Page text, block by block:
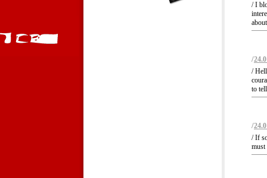
/ I
/
/
to
/
/ If
must